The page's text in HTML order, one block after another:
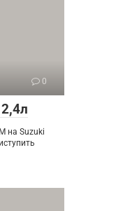
0
на Suzuki